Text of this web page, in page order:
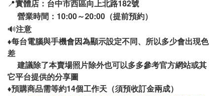
📍實體店：台中市西區向上北路182號
營業時間：10:00～20:00（提前預約）
🔊注意
♦️每台電腦與手機會因為顯示設定不同、所以多少會出現色
差
建議除了本賣場照片除外也可以多多參考官方網站或其
它平台提供的分享圖
♦️預購商品需等約14個工作天（須預收訂金兩成）